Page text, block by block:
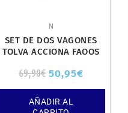
N
SET DE DOS VAGONES
TOLVA ACCIONA FAOOS
CARBÓN, ÉPOC
69,90€ 50,95€
AÑADIR AL